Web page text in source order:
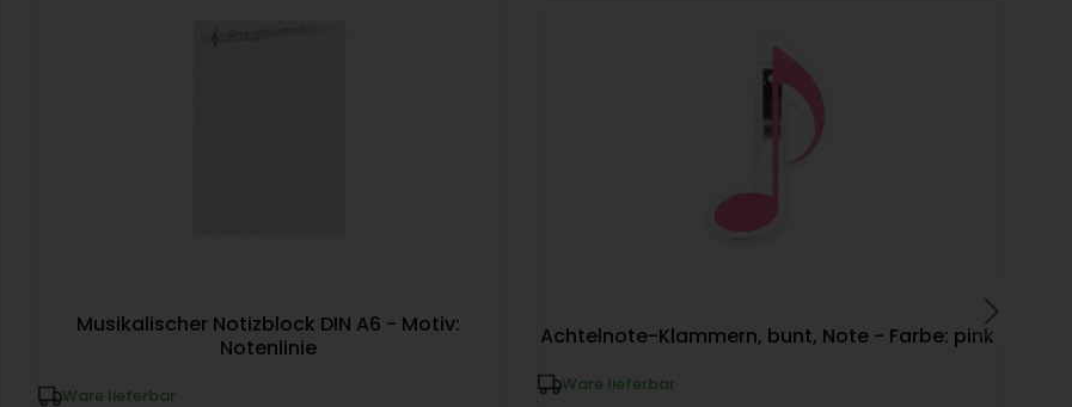
Musikalischer Notizblock DIN A6 - Motiv:
Notenlinie
Ware lieferbar
Achtelnote-Klammern, bunt, Note - Farbe: pink
Ware lieferbar